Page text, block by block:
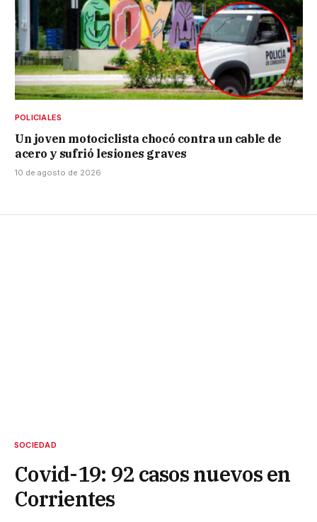
POLICIALES
Un joven motociclista chocó contra un cable de
acero y sufrió lesiones graves
10 de agosto de 2026
SOCIEDAD
Covid-19: 92 casos nuevos en
Corrientes